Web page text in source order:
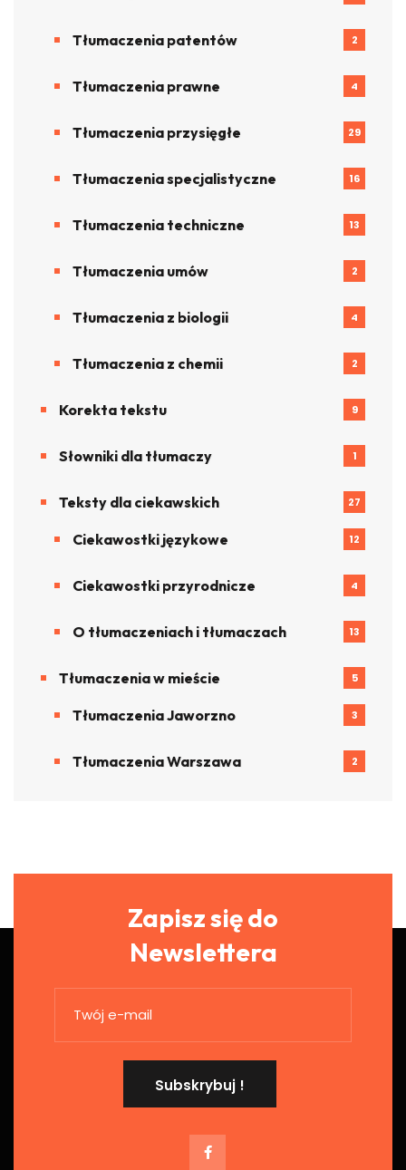
Tłumaczenia patentów 2
Tłumaczenia prawne 4
Tłumaczenia przysięgłe 29
Tłumaczenia specjalistyczne 16
Tłumaczenia techniczne 13
Tłumaczenia umów 2
Tłumaczenia z biologii 4
Tłumaczenia z chemii 2
Korekta tekstu 9
Słowniki dla tłumaczy 1
Teksty dla ciekawskich 27
Ciekawostki językowe 12
Ciekawostki przyrodnicze 4
O tłumaczeniach i tłumaczach 13
Tłumaczenia w mieście 5
Tłumaczenia Jaworzno 3
Tłumaczenia Warszawa 2
Zapisz się do
Newslettera
Subskrybuj !
Subskrybuj :)